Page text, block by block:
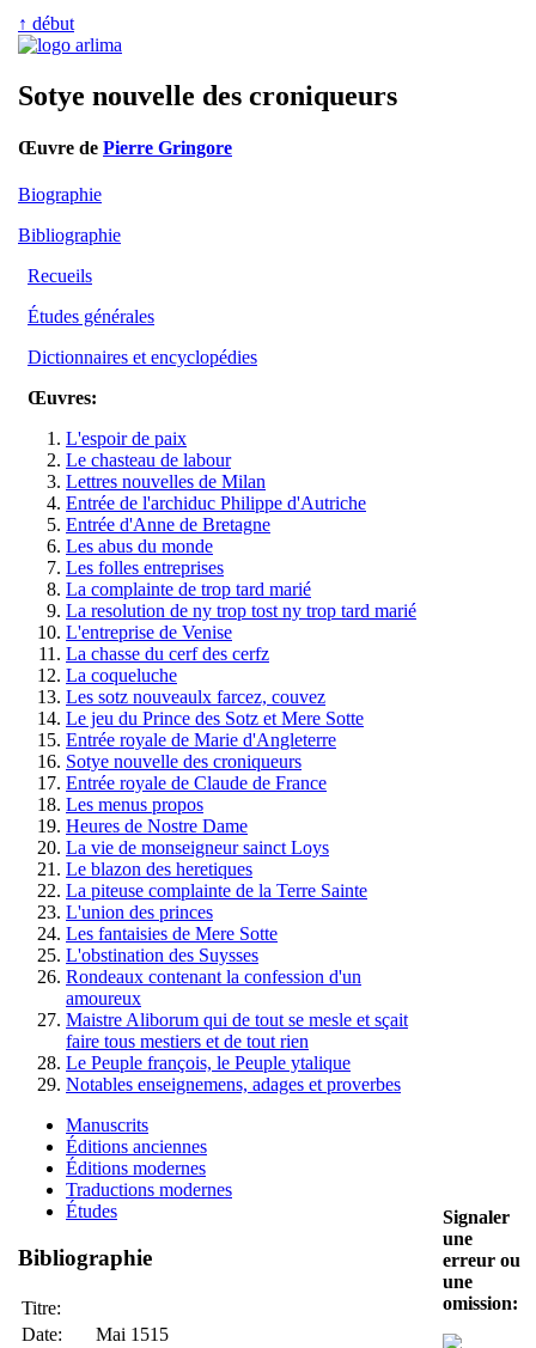
↑ début
Sotye nouvelle des croniqueurs
Œuvre de Pierre Gringore
Biographie
Bibliographie
Recueils
Études générales
Dictionnaires et encyclopédies
Œuvres:
L'espoir de paix
Le chasteau de labour
Lettres nouvelles de Milan
Entrée de l'archiduc Philippe d'Autriche
Entrée d'Anne de Bretagne
Les abus du monde
Les folles entreprises
La complainte de trop tard marié
La resolution de ny trop tost ny trop tard marié
L'entreprise de Venise
La chasse du cerf des cerfz
La coqueluche
Les sotz nouveaulx farcez, couvez
Le jeu du Prince des Sotz et Mere Sotte
Entrée royale de Marie d'Angleterre
Sotye nouvelle des croniqueurs
Entrée royale de Claude de France
Les menus propos
Heures de Nostre Dame
La vie de monseigneur sainct Loys
Le blazon des heretiques
La piteuse complainte de la Terre Sainte
L'union des princes
Les fantaisies de Mere Sotte
L'obstination des Suysses
Rondeaux contenant la confession d'un
amoureux
Maistre Aliborum qui de tout se mesle et sçait
faire tous mestiers et de tout rien
Le Peuple françois, le Peuple ytalique
Notables enseignemens, adages et proverbes
Manuscrits
Éditions anciennes
Éditions modernes
Traductions modernes
Études
Bibliographie
Titre:
Date:
Mai 1515
Signaler
une
erreur ou
une
omission: